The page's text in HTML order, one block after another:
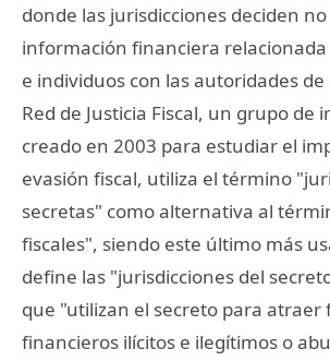
donde las jurisdicciones deciden
información financiera
e individuos con las autoridades de
Red de Justicia Fiscal, un grupo de
creado en 2003 para estudiar el
evasión fiscal, utiliza el término
secretas" como alternativa al
fiscales", siendo este último más
define las "jurisdicciones del
que "utilizan el secreto para atraer
financieros ilícitos e ilegítimos o